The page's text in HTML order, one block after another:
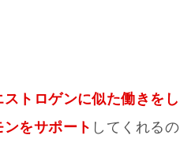
トロゲンに似た働きをし
をサポート してくれるの